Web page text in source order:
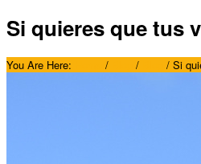
Si quieres que tus
You Are Here: / / / Si